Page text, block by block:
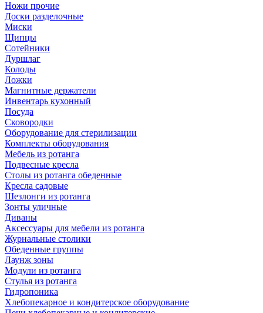
Ножи прочие
Доски разделочные
Миски
Щипцы
Сотейники
Дуршлаг
Колоды
Ложки
Магнитные держатели
Инвентарь кухонный
Посуда
Сковородки
Оборудование для стерилизации
Комплекты оборудования
Мебель из ротанга
Подвесные кресла
Столы из ротанга обеденные
Кресла садовые
Шезлонги из ротанга
Зонты уличные
Диваны
Аксессуары для мебели из ротанга
Журнальные столики
Обеденные группы
Лаунж зоны
Модули из ротанга
Стулья из ротанга
Гидропоника
Хлебопекарное и кондитерское оборудование